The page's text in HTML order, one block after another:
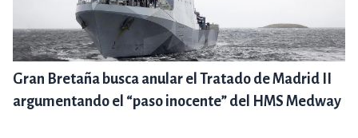
Gran Bretaña busca anular el Tratado de Madrid II
argumentando el “paso inocente” del HMS Medway